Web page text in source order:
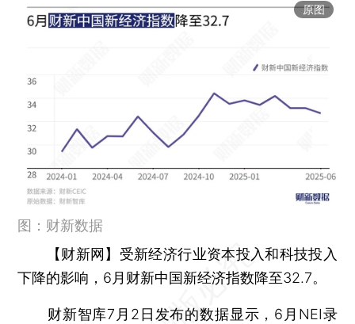
原图
图：财新数据
【财新网】 受新经济行业资本投入和科技投入
下降的影响，6月财新中国新经济指数降至32.7。
财新智库7月2日发布的数据显示，6月NEI录